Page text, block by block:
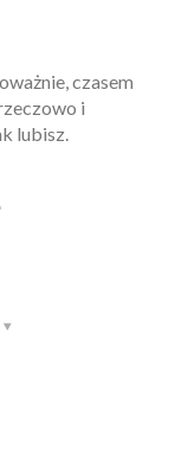
czasem
i
lubisz.